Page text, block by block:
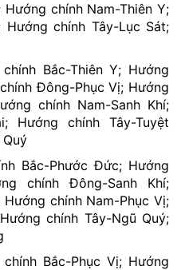
chính Nam-Thiên Y;
Hướng chính Tây-Lục Sát;
Bắc-Thiên Y; Hướng
Đông-Phục Vị; Hướng
chính Nam-Sanh Khí;
Hướng chính Tây-Tuyệt
Bắc-Phước Đức; Hướng
chính Đông-Sanh Khí;
chính Nam-Phục Vị;
chính Tây-Ngũ Quý;
Bắc-Phục Vị; Hướng